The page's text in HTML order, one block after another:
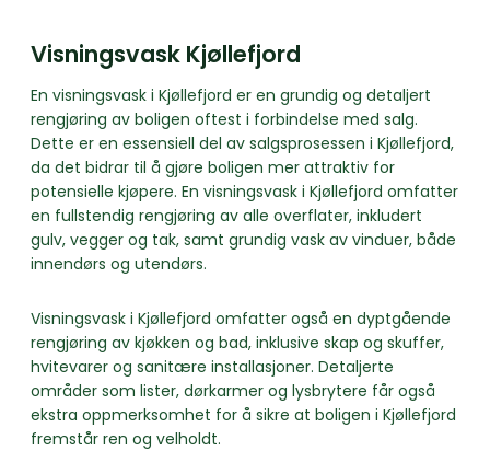
Visningsvask Kjøllefjord
En visningsvask i Kjøllefjord er en grundig og detaljert
rengjøring av boligen oftest i forbindelse med salg.
Dette er en essensiell del av salgsprosessen i Kjøllefjord,
da det bidrar til å gjøre boligen mer attraktiv for
potensielle kjøpere. En visningsvask i Kjøllefjord omfatter
en fullstendig rengjøring av alle overflater, inkludert
gulv, vegger og tak, samt grundig vask av vinduer, både
innendørs og utendørs.
Visningsvask i Kjøllefjord omfatter også en dyptgående
rengjøring av kjøkken og bad, inklusive skap og skuffer,
hvitevarer og sanitære installasjoner. Detaljerte
områder som lister, dørkarmer og lysbrytere får også
ekstra oppmerksomhet for å sikre at boligen i Kjøllefjord
fremstår ren og velholdt.